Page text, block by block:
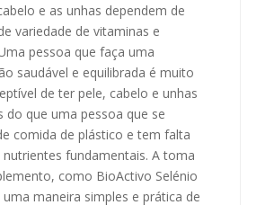
e as unhas dependem de
variedade de vitaminas e
pessoa que faça uma
saudável e equilibrada é muito
de ter pele, cabelo e unhas
do que uma pessoa que se
comida de plástico e tem falta
fundamentais. A toma
como BioActivo Selénio
maneira simples e prática de